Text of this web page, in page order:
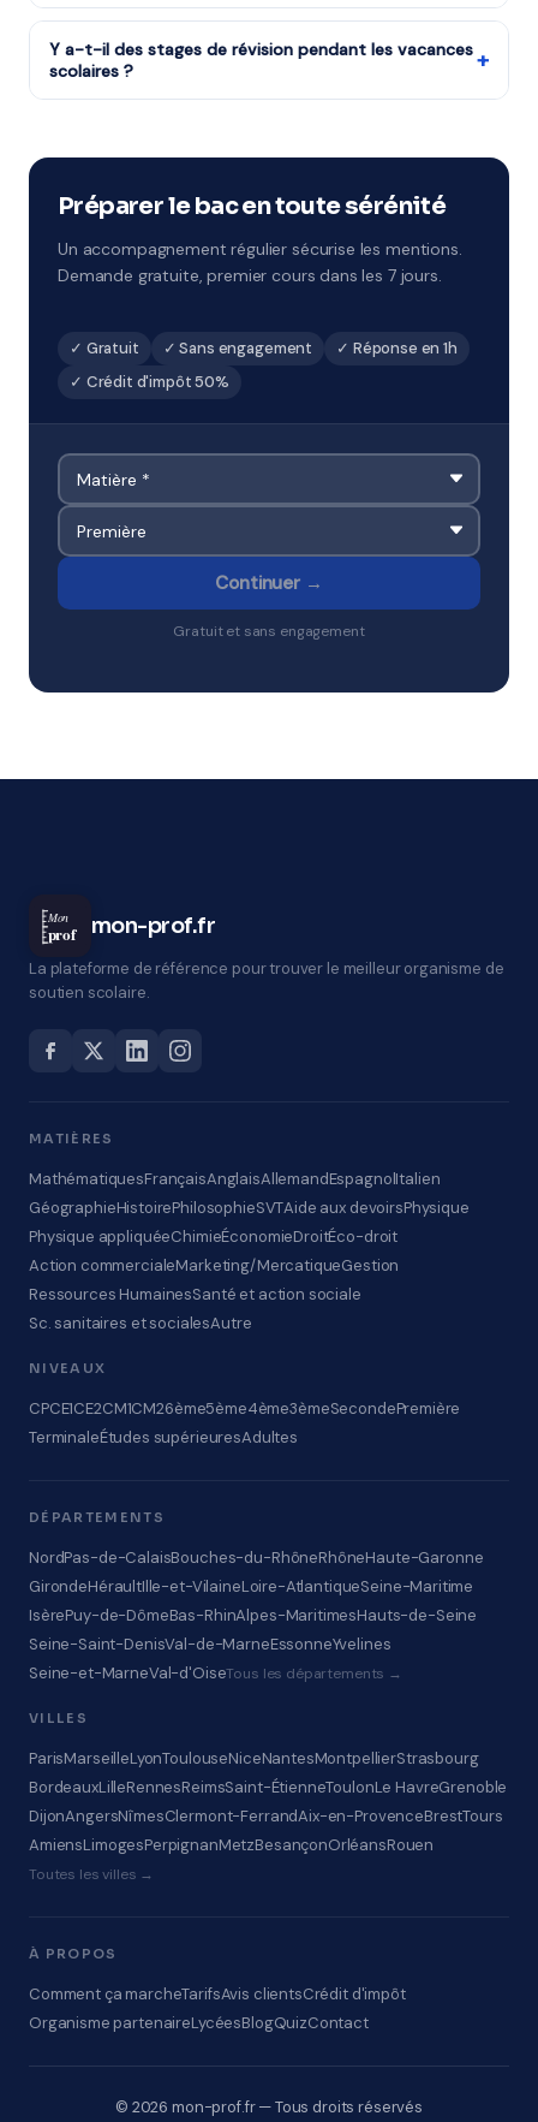
crédit d'impôt intervient chaque année après votre
déclaration de revenus.
Notre organisme partenaire dispose de professeurs
diplômés et expérimentés pour le programme de
Première, sélectionnés pour leur pédagogie et leur
maîtrise du programme de Lycée.
Y a-t-il des stages de révision pendant les vacances
scolaires ?
+
Disponibles à Niort.
Préparer le bac en toute sérénité
Un accompagnement régulier sécurise les mentions.
Demande gratuite, premier cours dans les 7 jours.
✓ Gratuit ✓ Sans engagement
✓ Réponse en 1h
✓ Crédit d'impôt 50%
Continuer →
Gratuit et sans engagement
Mon
prof mon-prof.fr
La plateforme de référence pour trouver le meilleur organisme de
soutien scolaire.
MATIÈRES
MathématiquesFrançaisAnglaisAllemandEspagnolItalien
GéographieHistoirePhilosophieSVTAide aux devoirsPhysique
Physique appliquéeChimieÉconomieDroitÉco-droit
Action commercialeMarketing/MercatiqueGestion
Ressources HumainesSanté et action sociale
Sc. sanitaires et socialesAutre
NIVEAUX
CPCE1CE2CM1CM26ème5ème4ème3èmeSecondePremière
TerminaleÉtudes supérieuresAdultes
DÉPARTEMENTS
NordPas-de-CalaisBouches-du-RhôneRhôneHaute-Garonne
GirondeHéraultIlle-et-VilaineLoire-AtlantiqueSeine-Maritime
IsèrePuy-de-DômeBas-RhinAlpes-MaritimesHauts-de-Seine
Seine-Saint-DenisVal-de-MarneEssonneYvelines
Seine-et-MarneVal-d'OiseTous les départements →
VILLES
ParisMarseilleLyonToulouseNiceNantesMontpellierStrasbourg
BordeauxLilleRennesReimsSaint-ÉtienneToulonLe HavreGrenoble
DijonAngersNîmesClermont-FerrandAix-en-ProvenceBrestTours
AmiensLimogesPerpignanMetzBesançonOrléansRouen
Toutes les villes →
À PROPOS
Comment ça marcheTarifsAvis clientsCrédit d'impôt
Organisme partenaireLycéesBlogQuizContact
© 2026 mon-prof.fr — Tous droits réservés